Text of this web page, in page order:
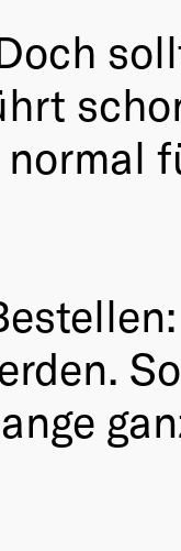
normal